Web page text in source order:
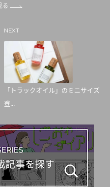
る
NEXT
「トラックオイル」のミニサイズ
登...